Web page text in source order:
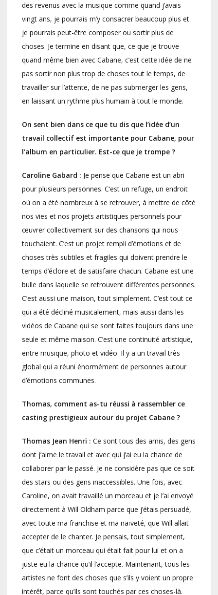
des revenus avec la musique comme quand j’avais
vingt ans, je pourrais m’y consacrer beaucoup plus et
je pourrais peut-être composer ou sortir plus de
choses. Je termine en disant que, ce que je trouve
quand même bien avec Cabane, c’est cette idée de ne
pas sortir non plus trop de choses tout le temps, de
travailler sur l’attente, de ne pas submerger les gens,
en laissant un rythme plus humain à tout le monde.
On sent bien dans ce que tu dis que l’idée d’un
travail collectif est importante pour Cabane, pour
l’album en particulier. Est-ce que je trompe ?
Caroline Gabard : Je pense que Cabane est un abri
pour plusieurs personnes. C’est un refuge, un endroit
où on a été nombreux à se retrouver, à mettre de côté
nos vies et nos projets artistiques personnels pour
œuvrer collectivement sur des chansons qui nous
touchaient. C’est un projet rempli d’émotions et de
choses très subtiles et fragiles qui doivent prendre le
temps d’éclore et de satisfaire chacun. Cabane est une
bulle dans laquelle se retrouvent différentes personnes.
C’est aussi une maison, tout simplement. C’est tout ce
qui a été décliné musicalement, mais aussi dans les
vidéos de Cabane qui se sont faites toujours dans une
seule et même maison. C’est une continuité artistique,
entre musique, photo et vidéo. Il y a un travail très
global qui a réuni énormément de personnes autour
d’émotions communes.
Thomas, comment as-tu réussi à rassembler ce
casting prestigieux autour du projet Cabane ?
Thomas Jean Henri : Ce sont tous des amis, des gens
dont j’aime le travail et avec qui j’ai eu la chance de
collaborer par le passé. Je ne considère pas que ce soit
des stars ou des gens inaccessibles. Une fois, avec
Caroline, on avait travaillé un morceau et je l’ai envoyé
directement à Will Oldham parce que j’étais persuadé,
avec toute ma franchise et ma naïveté, que Will allait
accepter de le chanter. Je pensais, tout simplement,
que c’était un morceau qui était fait pour lui et on a
juste eu la chance qu’il l’accepte. Maintenant, tous les
artistes ne font des choses que s’ils y voient un propre
intérêt, parce qu’ils sont touchés par ces choses-là.